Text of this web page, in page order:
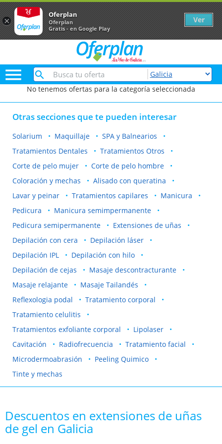

No tenemos ofertas para la categoría seleccionada
Otras secciones que te pueden interesar
Solarium Maquillaje
SPA y Balnearios
Tratamientos Dentales
Tratamientos Otros
Corte de pelo mujer
Corte de pelo hombre
Coloración y mechas
Alisado con queratina
Lavar y peinar
Tratamientos capilares
Manicura
Pedicura
Manicura semimpermanente
Pedicura semipermanente
Extensiones de uñas
Depilación con cera
Depilación láser
Depilación IPL
Depilación con hilo
Depilación de cejas
Masaje descontracturante
Masaje relajante
Masaje Tailandés
Reflexologia podal
Tratamiento corporal
Tratamiento celulitis
Tratamientos exfoliante corporal
Lipolaser
Cavitación
Radiofrecuencia
Tratamiento facial
Microdermoabrasión
Peeling Quimico
Tinte y mechas
Descuentos en extensiones de uñas
de gel en Galicia
×
Oferplan
Oferplan
Gratis - en Google Play
Ver